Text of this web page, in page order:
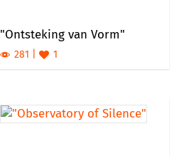
"Ontsteking van Vorm"
281 1